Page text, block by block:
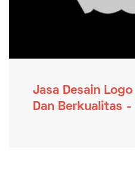
Jasa Desain
Dan Berkualitas -